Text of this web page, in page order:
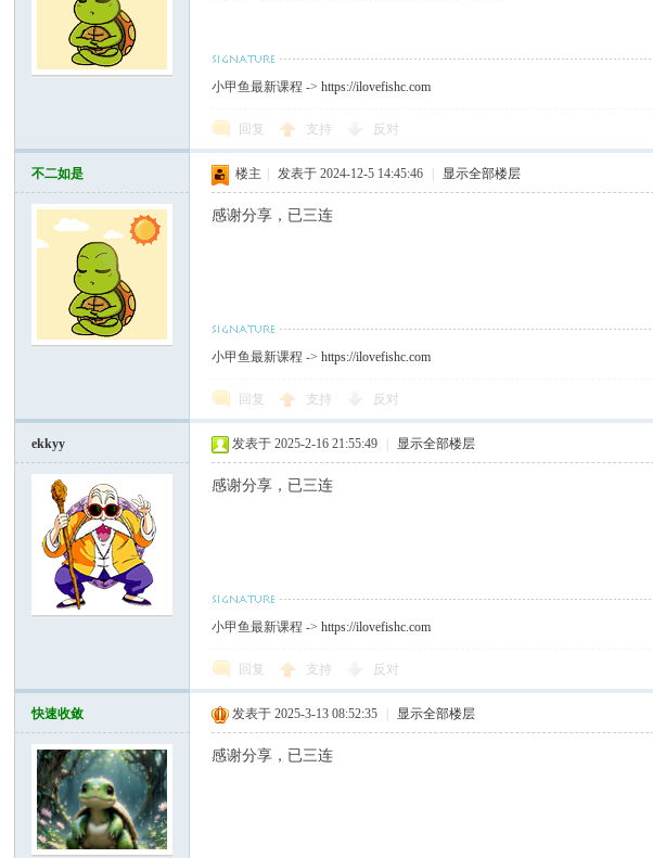
小甲鱼最新课程 ->https://ilovefishc.com
回复 支持 反对
不二如是 楼主 发表于 2024-12-5 14:45:46 显示全部楼层
感谢分享，已三连
小甲鱼最新课程 ->https://ilovefishc.com
回复 支持 反对
ekkyy 发表于 2025-2-16 21:55:49 显示全部楼层
感谢分享，已三连
小甲鱼最新课程 ->https://ilovefishc.com
回复 支持 反对
快速收敛 发表于 2025-3-13 08:52:35 显示全部楼层
感谢分享，已三连